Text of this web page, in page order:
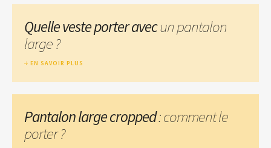
Quelle veste porter avecun pantalon
large ?
EN SAVOIR PLUS
Pantalon large cropped: comment le
porter ?